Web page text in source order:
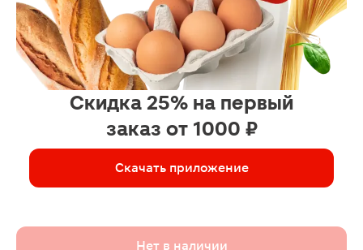
Скидка 25% на первый
заказ от 1000 ₽
Скачать приложение
Нет в наличии